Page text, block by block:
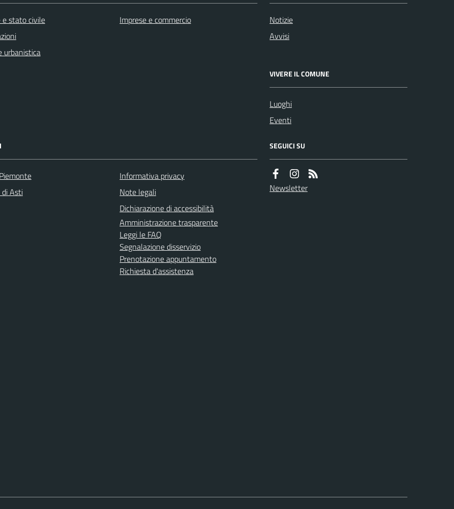
e stato civile
urbanistica
Imprese e commercio
Notizie
Avvisi
VIVERE IL COMUNE
Luoghi
Eventi
Asti
Informativa privacy
Note legali
Dichiarazione di accessibilità
Amministrazione trasparente
Leggi le FAQ
Segnalazione disservizio
Prenotazione appuntamento
Richiesta d'assistenza
SEGUICI SU
Newsletter